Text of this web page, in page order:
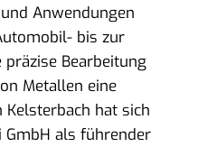
Anwendungen
bis zur
Bearbeitung
Metallen eine
Kelsterbach hat sich
GmbH als führender